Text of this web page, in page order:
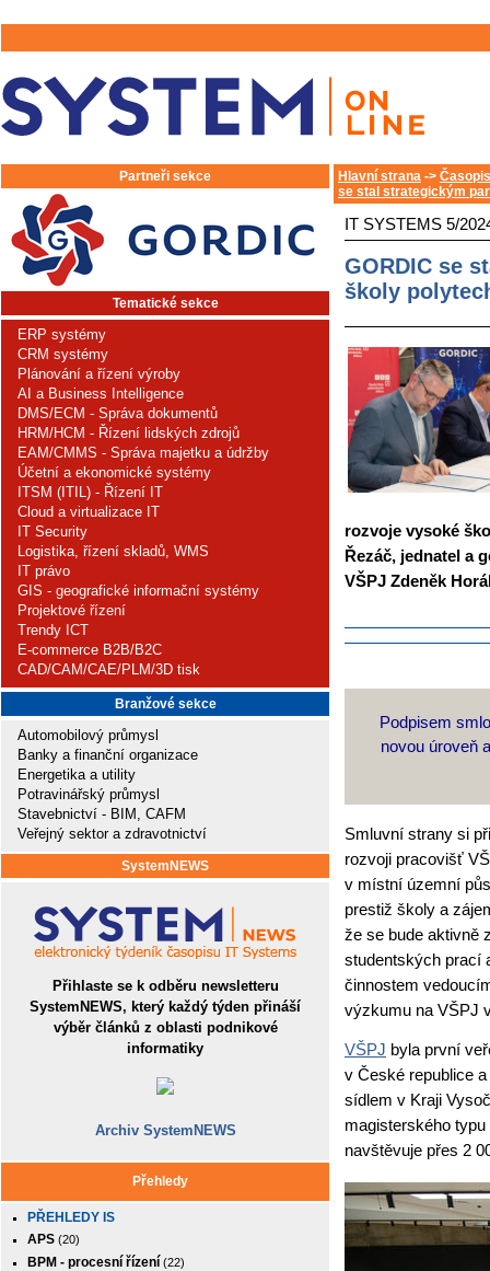
Partneři sekce
Tematické sekce
ERP systémy
CRM systémy
Plánování a řízení výroby
AI a Business Intelligence
DMS/ECM - Správa dokumentů
HRM/HCM - Řízení lidských zdrojů
EAM/CMMS - Správa majetku a údržby
Účetní a ekonomické systémy
ITSM (ITIL) - Řízení IT
Cloud a virtualizace IT
IT Security
Logistika, řízení skladů, WMS
IT právo
GIS - geografické informační systémy
Projektové řízení
Trendy ICT
E-commerce B2B/B2C
CAD/CAM/CAE/PLM/3D tisk
Branžové sekce
Automobilový průmysl
Banky a finanční organizace
Energetika a utility
Potravinářský průmysl
Stavebnictví - BIM, CAFM
Veřejný sektor a zdravotnictví
SystemNEWS
Přihlaste se k odběru newsletteru
SystemNEWS, který každý týden přináší
výběr článků z oblasti podnikové
informatiky
Archiv SystemNEWS
Přehledy
PŘEHLEDY IS
APS (20)
BPM - procesní řízení (22)
Hlavní strana ->
se stal strategickým
IT SYSTEMS 5/
GORDIC se
školy
rozvoje vysoké
Řezáč, jednatel a
VŠPJ Zdeněk
Podpisem
novou úroveň
Smluvní strany si
rozvoji pracovišť
v místní územní
prestiž školy a
že se bude aktivně
studentských prací
činnostem
výzkumu na VŠPJ
VŠPJ byla první
v České republice
sídlem v Kraji
magisterského
navštěvuje přes 2